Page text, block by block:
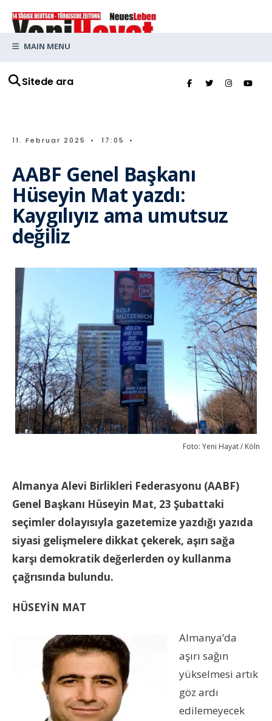
Sitede ara
MAIN MENU
11. Februar 2025 • 17:05 •
AABF Genel Başkanı
Hüseyin Mat yazdı:
Kaygılıyız ama umutsuz
değiliz
Foto: Yeni Hayat / Köln
Almanya Alevi Birlikleri Federasyonu (AABF)
Genel Başkanı Hüseyin Mat, 23 Şubattaki
seçimler dolayısıyla gazetemize yazdığı yazıda
siyasi gelişmelere dikkat çekerek, aşırı sağa
karşı demokratik değerlerden oy kullanma
çağrısında bulundu.
HÜSEYİN MAT
Almanya’da
aşırı sağın
yükselmesi artık
göz ardı
edilemeyecek